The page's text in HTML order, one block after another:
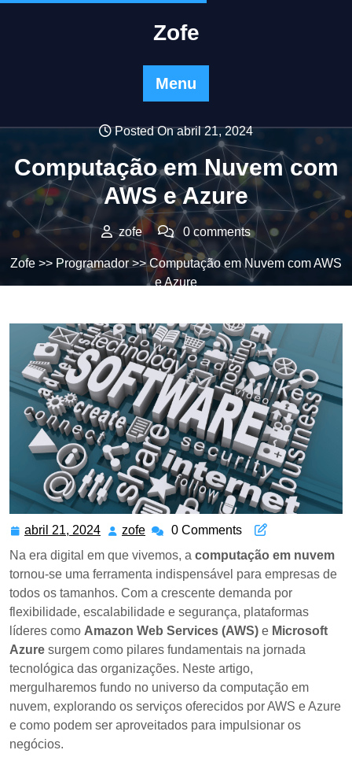
Zofe
Menu
Posted On abril 21, 2024
Computação em Nuvem com
AWS e Azure
zofe 0 comments
Zofe >> Programador>> Computação em Nuvem com AWS
e Azure
abril 21, 2024 abrilzofe zofe 0 Comments
Na era digital em que vivemos, a computação em nuvem
tornou-se uma ferramenta indispensável para empresas de
todos os tamanhos. Com a crescente demanda por
flexibilidade, escalabilidade e segurança, plataformas
líderes como Amazon Web Services (AWS) e Microsoft
Azure surgem como pilares fundamentais na jornada
tecnológica das organizações. Neste artigo,
mergulharemos fundo no universo da computação em
nuvem, explorando os serviços oferecidos por AWS e Azure
e como podem ser aproveitados para impulsionar os
negócios.